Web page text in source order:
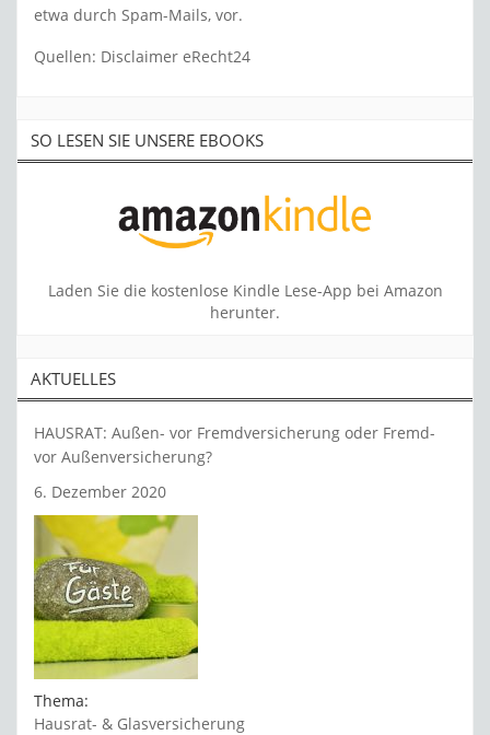
etwa durch Spam-Mails, vor.
Quellen: Disclaimer eRecht24
SO LESEN SIE UNSERE EBOOKS
Laden Sie die kostenlose Kindle Lese-App bei Amazon
herunter.
AKTUELLES
HAUSRAT: Außen- vor Fremdversicherung oder Fremd-
vor Außenversicherung?
6. Dezember 2020
Thema:
Hausrat- & Glasversicherung